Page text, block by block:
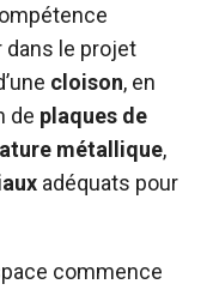
dans le projet
cloison, en
de plaques de
métallique,
adéquats pour
commence